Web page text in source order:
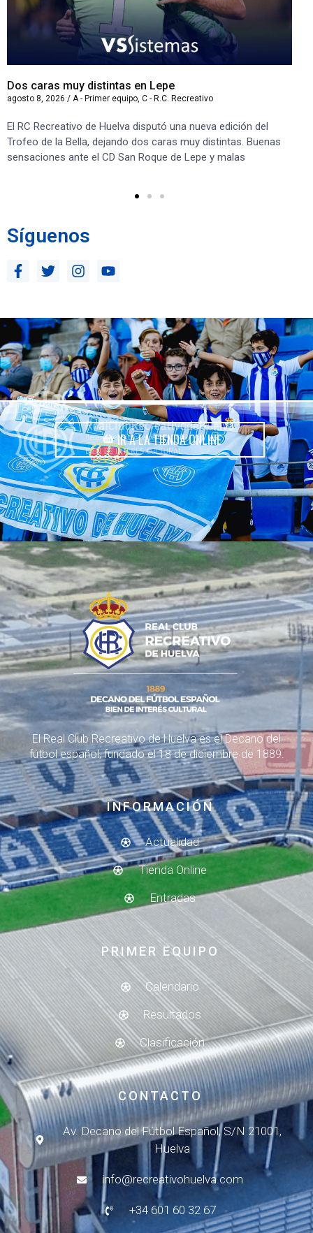
Dos caras muy distintas en Lepe
agosto 8, 2026 / A - Primer equipo, C - R.C. Recreativo
El RC Recreativo de Huelva disputó una nueva edición del
Trofeo de la Bella, dejando dos caras muy distintas. Buenas
sensaciones ante el CD San Roque de Lepe y malas
Síguenos
IR A LA TIENDA ONLINE
El Real Club Recreativo de Huelva es el Decano del
fútbol español, fundado el 18 de diciembre de 1889.
INFORMACIÓN
Actualidad
Tienda Online
Entradas
PRIMER EQUIPO
Calendario
Resultados
Clasificación
CONTACTO
Av. Decano del Fútbol Español, S/N 21001,
Huelva
info@recreativohuelva.com
+34 601 60 32 67